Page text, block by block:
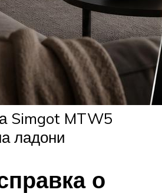
Simgot MTW5
ладони
о